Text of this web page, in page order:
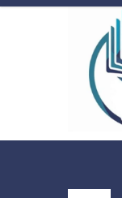
Skip